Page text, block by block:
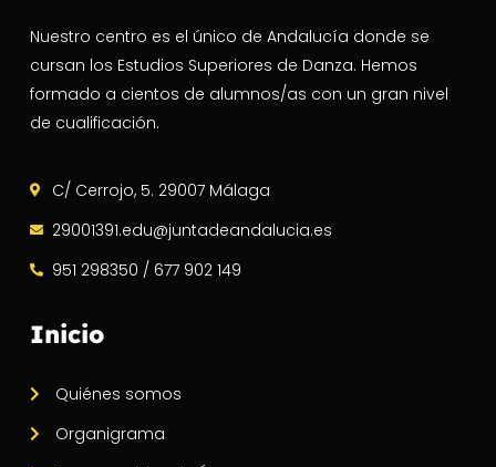
Nuestro centro es el único de Andalucía donde se
cursan los Estudios Superiores de Danza. Hemos
formado a cientos de alumnos/as con un gran nivel
de cualificación.
C/ Cerrojo, 5. 29007 Málaga
29001391.edu@juntadeandalucia.es
951 298350 / 677 902 149
Inicio
Quiénes somos
Organigrama